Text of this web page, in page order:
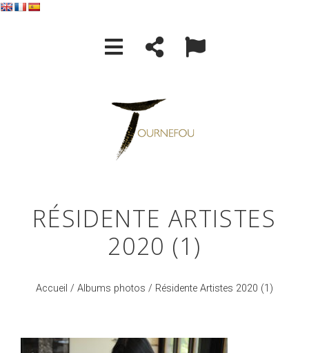
RÉSIDENTE ARTISTES
2020 (1)
Accueil / Albums photos / Résidente Artistes 2020 (1)